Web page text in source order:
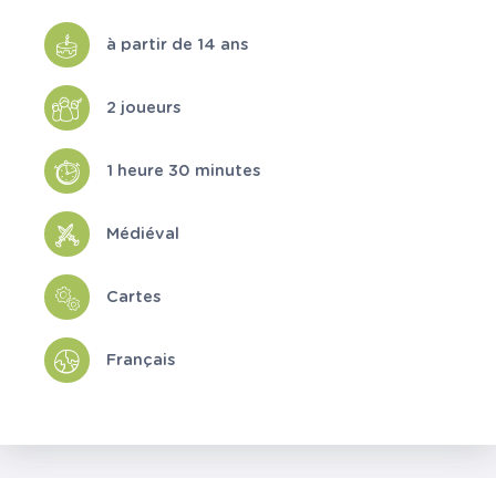
à partir de 14 ans
2 joueurs
1 heure 30 minutes
Médiéval
Cartes
Français